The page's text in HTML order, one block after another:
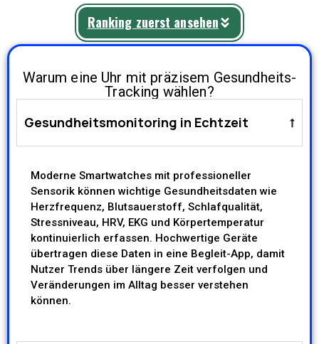
Ranking zuerst ansehen
Warum eine Uhr mit präzisem Gesundheits-
Tracking wählen?
Gesundheitsmonitoring in Echtzeit
Moderne Smartwatches mit professioneller
Sensorik können wichtige Gesundheitsdaten wie
Herzfrequenz, Blutsauerstoff, Schlafqualität,
Stressniveau, HRV, EKG und Körpertemperatur
kontinuierlich erfassen. Hochwertige Geräte
übertragen diese Daten in eine Begleit-App, damit
Nutzer Trends über längere Zeit verfolgen und
Veränderungen im Alltag besser verstehen
können.